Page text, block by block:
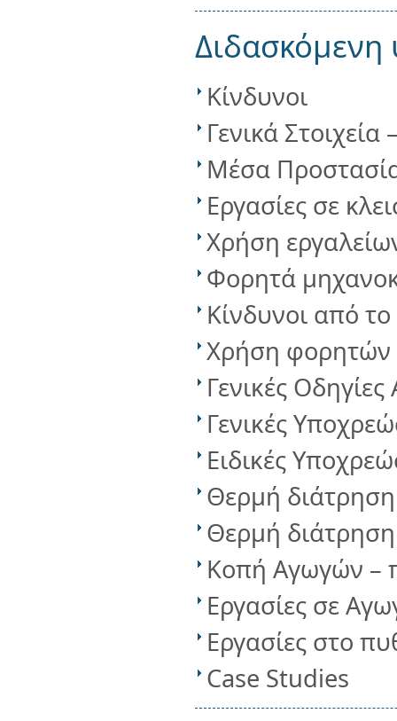
Διδασκόμενη
Κίνδυνοι
Γενικά Στοιχεία
Μέσα
Εργασίες σε
Χρήση
Φορητά
Κίνδυνοι από
Χρήση φορητών
Γενικές
Γενικές
Ειδικές
Θερμή
Θερμή
Κοπή Αγωγών –
Εργασίες σε
Εργασίες στο
Case Studies